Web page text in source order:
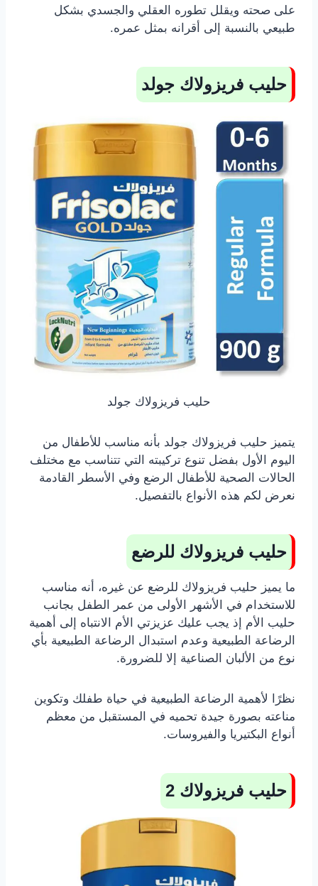
على صحته ويقلل تطوره العقلي والجسدي بشكل
طبيعي بالنسبة إلى أقرانه بمثل عمره.
حليب فريزولاك جولد
حليب فريزولاك جولد
يتميز حليب فريزولاك جولد بأنه مناسب للأطفال من
اليوم الأول بفضل تنوع تركيبته التي تتناسب مع مختلف
الحالات الصحية للأطفال الرضع وفي الأسطر القادمة
نعرض لكم هذه الأنواع بالتفصيل.
حليب فريزولاك للرضع
ما يميز حليب فريزولاك للرضع عن غيره، أنه مناسب
للاستخدام في الأشهر الأولى من عمر الطفل بجانب
حليب الأم إذ يجب عليك عزيزتي الأم الانتباه إلى أهمية
الرضاعة الطبيعية وعدم استبدال الرضاعة الطبيعية بأي
نوع من الألبان الصناعية إلا للضرورة.
نظرًا لأهمية الرضاعة الطبيعية في حياة طفلك وتكوين
مناعته بصورة جيدة تحميه في المستقبل من معظم
أنواع البكتيريا والفيروسات.
حليب فريزولاك 2